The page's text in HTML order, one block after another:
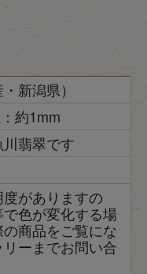
新潟県）
約1mm
翡翠です
がありますの
色が変化する場
商品をご覧にな
ーまでお問い合